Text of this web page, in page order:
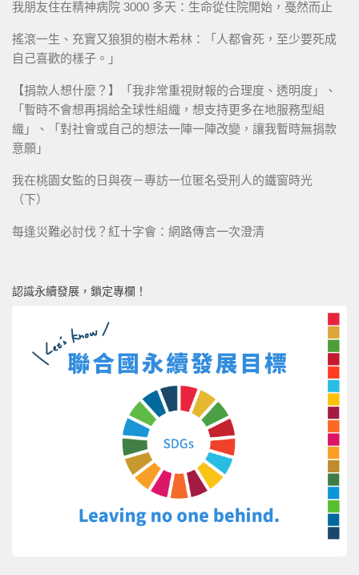
我朋友住在精神病院 3000 多天：生命從住院開始，戞然而止
搖滾一生、充實又狼狽的樹木希林：「人都會死，至少要死成
自己喜歡的樣子。」
【捐款人想什麼？】「我非常重視財報的合理度、透明度」、
「暫時不會想再捐給全球性組織，想支持更多在地服務型組
織」、「對社會或自己的想法一陣一陣改變，讓我暫時無捐款
意願」
我在桃園女監的日與夜－專訪一位匿名受刑人的鐵窗時光
（下）
每逢災難必討伐？紅十字會：網路傳言一次澄清
認識永續發展，鎖定專欄！